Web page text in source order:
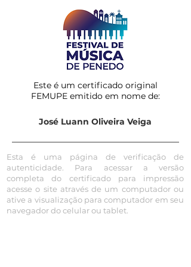
Este é um certificado original
FEMUPE emitido em nome de:
José Luann Oliveira Veiga
Esta é uma página de verificação de
autenticidade. Para acessar a versão
completa do certificado para impressão
acesse o site através de um computador ou
ative a visualização para computador em seu
navegador do celular ou tablet.